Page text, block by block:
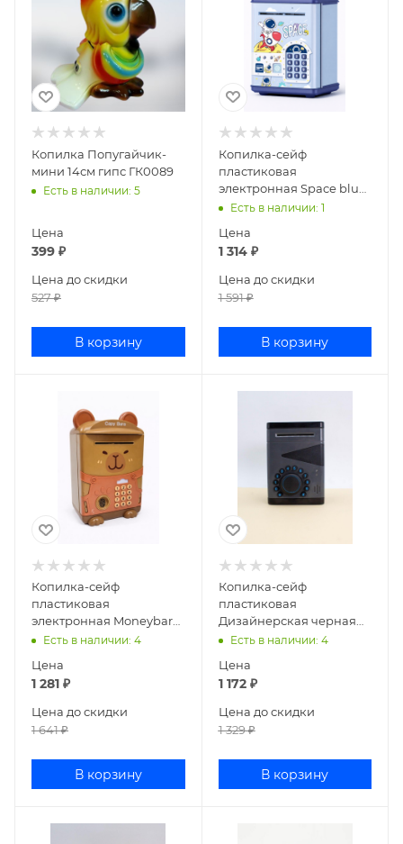
Копилка Попугайчик-
мини 14см гипс ГК0089
Есть в наличии: 5
Цена
399 ₽
Цена до скидки
527₽
В корзину
Копилка-сейф
пластиковая
электронная Space blue
88-5-01
Есть в наличии: 1
Цена
1 314₽
Цена до скидки
1 591₽
В корзину
Копилка-сейф
пластиковая
электронная Moneybara
brown 6608
Есть в наличии: 4
Цена
1 281 ₽
Цена до скидки
1 641₽
В корзину
Копилка-сейф
пластиковая
Дизайнерская черная
146-1517-1
Есть в наличии: 4
Цена
1 172₽
Цена до скидки
1 329₽
В корзину